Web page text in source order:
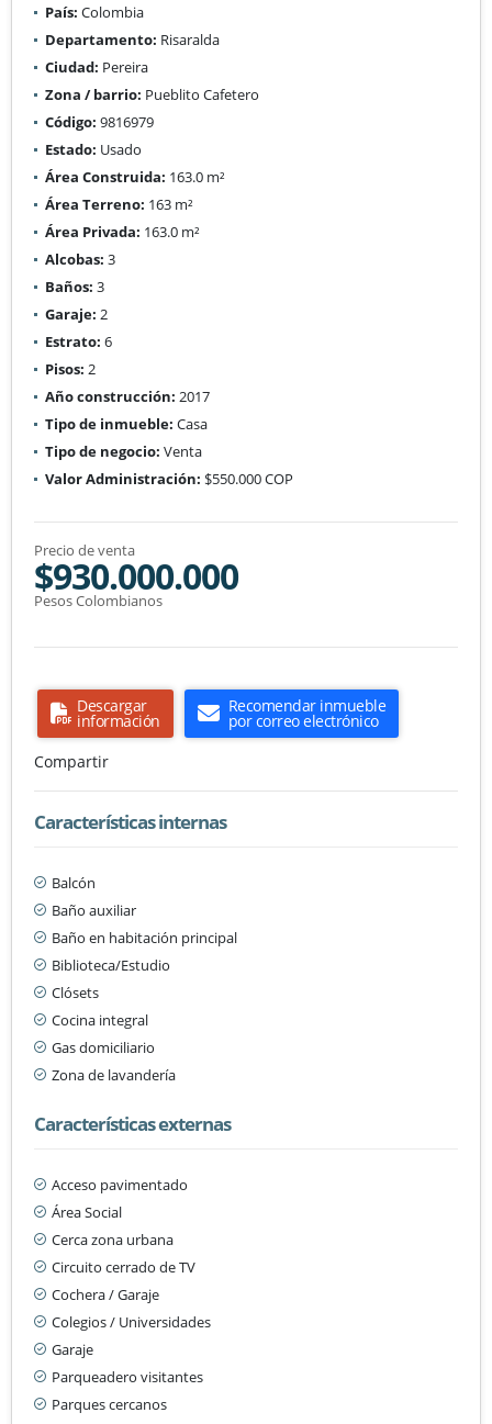
País: Colombia
Departamento: Risaralda
Ciudad: Pereira
Zona / barrio: Pueblito Cafetero
Código: 9816979
Estado: Usado
Área Construida: 163.0 m²
Área Terreno: 163 m²
Área Privada: 163.0 m²
Alcobas: 3
Baños: 3
Garaje: 2
Estrato: 6
Pisos: 2
Año construcción: 2017
Tipo de inmueble: Casa
Tipo de negocio: Venta
Valor Administración: $550.000 COP
Precio de venta
$930.000.000
Pesos Colombianos
Descargar
información
Recomendar inmueble
por correo electrónico
Compartir
Características internas
Balcón
Baño auxiliar
Baño en habitación principal
Biblioteca/Estudio
Clósets
Cocina integral
Gas domiciliario
Zona de lavandería
Características externas
Acceso pavimentado
Área Social
Cerca zona urbana
Circuito cerrado de TV
Cochera / Garaje
Colegios / Universidades
Garaje
Parqueadero visitantes
Parques cercanos